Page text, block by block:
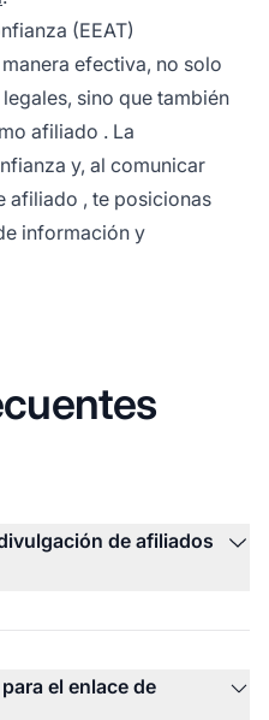
(EEAT)
efectiva, no solo
sino que también
afiliado . La
y, al comunicar
afiliado , te posicionas
información y
de afiliados
el enlace de